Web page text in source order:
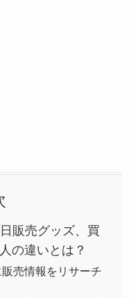
販売グッズ、買
の違いとは？
売情報をリサーチ